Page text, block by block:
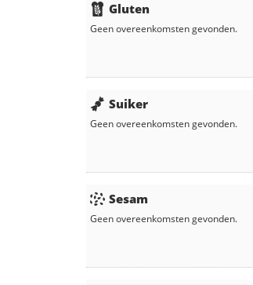
Gluten
Geen overeenkomsten gevonden.
Suiker
Geen overeenkomsten gevonden.
Sesam
Geen overeenkomsten gevonden.